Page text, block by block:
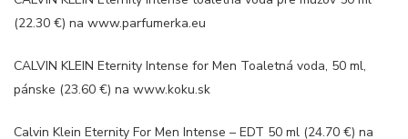
(22.30 €) na www.parfumerka.eu
CALVIN KLEIN Eternity Intense for Men Toaletná voda, 50 ml,
pánske (23.60 €) na www.koku.sk
Calvin Klein Eternity For Men Intense – EDT 50 ml (24.70 €) na